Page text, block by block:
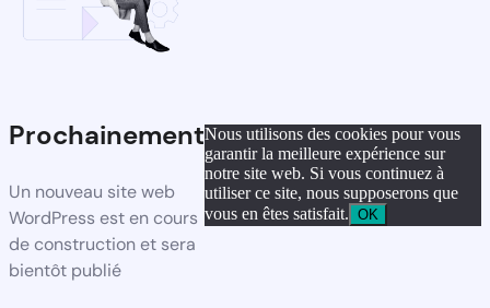
Prochainement
Un nouveau site web
WordPress est en cours
de construction et sera
bientôt publié
Nous utilisons des cookies pour vous
garantir la meilleure expérience sur
notre site web. Si vous continuez à
utiliser ce site, nous supposerons que
vous en êtes satisfait. OK